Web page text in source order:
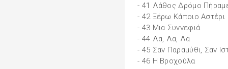
- 41 Λάθος Δρόμο
- 42 Ξέρω Κάποιο Αστέρι
- 43 Μια Συννεφιά
- 44 Λα, Λα, Λα
- 45 Σαν Παραμύθι, Σαν
- 46 Η Βροχούλα